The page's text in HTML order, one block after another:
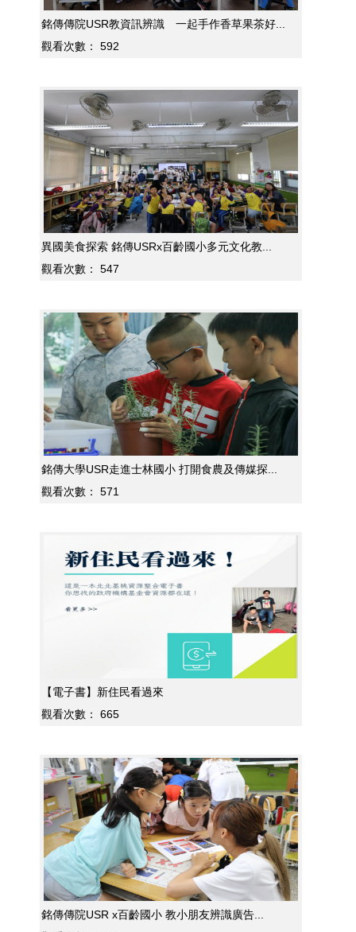
銘傳傳院USR教資訊辨識 一起手作香草果茶好...
觀看次數：
592
異國美食探索 銘傳USRx百齡國小多元文化教...
觀看次數：
547
銘傳大學USR走進士林國小 打開食農及傳媒探...
觀看次數：
571
【電子書】新住民看過來
觀看次數：
665
銘傳傳院USR x百齡國小 教小朋友辨識廣告...